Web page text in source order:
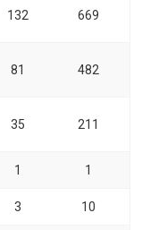
132 669
81 482
35 211
1 1
3 10